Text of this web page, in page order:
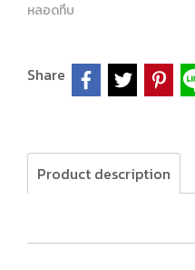
หลอดทึบ
Share
Product description